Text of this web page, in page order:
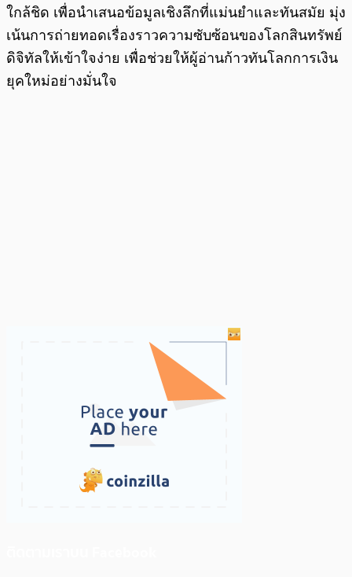
ใกล้ชิด เพื่อนำเสนอข้อมูลเชิงลึกที่แม่นยำและทันสมัย มุ่ง
เน้นการถ่ายทอดเรื่องราวความซับซ้อนของโลกสินทรัพย์
ดิจิทัลให้เข้าใจง่าย เพื่อช่วยให้ผู้อ่านก้าวทันโลกการเงิน
ยุคใหม่อย่างมั่นใจ